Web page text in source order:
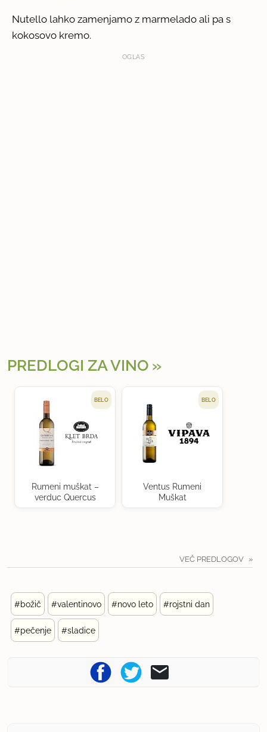
Nutello lahko zamenjamo z marmelado ali pa s
kokosovo kremo.
OGLAS
PREDLOGI ZA VINO
BELO
Rumeni muškat –
verduc Quercus
BELO
Ventus Rumeni
Muškat
VEČ PREDLOGOV
#božič #valentinovo #novo leto #rojstni dan
#pečenje #sladice